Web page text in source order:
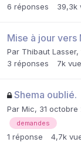
6 réponses 39,3k
Mise à jour vers
Par Thibaut Lasser,
3 réponses 7k
Shema oublié.
Par Mic, 31 octobre
demandes
1 réponse 4,7k